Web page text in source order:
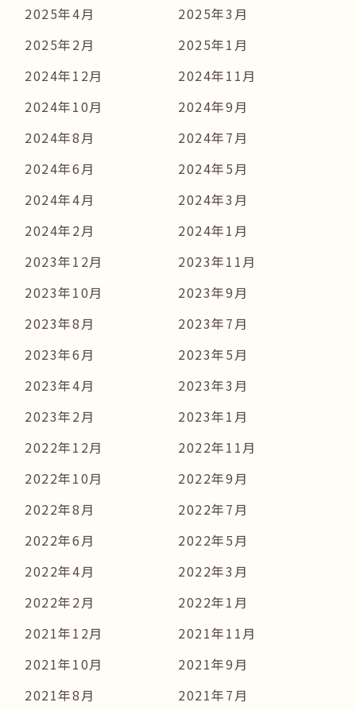
2025年4月
2025年3月
2025年2月
2025年1月
2024年12月
2024年11月
2024年10月
2024年9月
2024年8月
2024年7月
2024年6月
2024年5月
2024年4月
2024年3月
2024年2月
2024年1月
2023年12月
2023年11月
2023年10月
2023年9月
2023年8月
2023年7月
2023年6月
2023年5月
2023年4月
2023年3月
2023年2月
2023年1月
2022年12月
2022年11月
2022年10月
2022年9月
2022年8月
2022年7月
2022年6月
2022年5月
2022年4月
2022年3月
2022年2月
2022年1月
2021年12月
2021年11月
2021年10月
2021年9月
2021年8月
2021年7月